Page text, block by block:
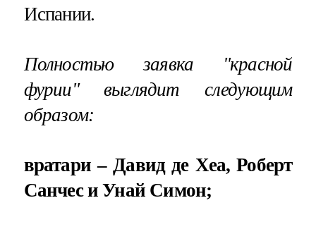
Испании.
Полностью заявка "красной
фурии" выглядит следующим
образом:
вратари – Давид де Хеа, Роберт
Санчес и Унай Симон;